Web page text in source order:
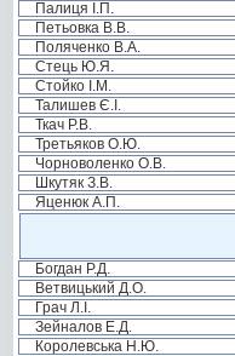
Палиця І.П.
Петьовка В.В.
Поляченко В.А.
Стець Ю.Я.
Стойко І.М.
Талишев Є.І.
Ткач Р.В.
Третьяков О.Ю.
Чорноволенко О.В.
Шкутяк З.В.
Яценюк А.П.
Богдан Р.Д.
Ветвицький Д.О.
Грач Л.І.
Зейналов Е.Д.
Королевська Н.Ю.